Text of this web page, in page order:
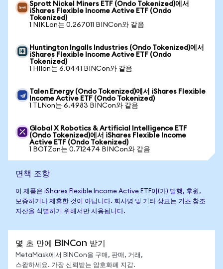
Sprott Nickel Miners ETF (Ondo Tokenized)에서
iShares Flexible Income Active ETF (Ondo
Tokenized)
1 NIKLon는 0.267011 BINCon와 같음
Huntington Ingalls Industries (Ondo Tokenized)에서
iShares Flexible Income Active ETF (Ondo
Tokenized)
1 HIIon는 6.0441 BINCon와 같음
Talen Energy (Ondo Tokenized)에서 iShares Flexible
Income Active ETF (Ondo Tokenized)
1 TLNon는 6.4983 BINCon와 같음
Global X Robotics & Artificial Intelligence ETF
(Ondo Tokenized)에서 iShares Flexible Income
Active ETF (Ondo Tokenized)
1 BOTZon는 0.712474 BINCon와 같음
면책 조항
이 제품은 iShares Flexible Income Active ETF이(가) 발행, 후원,
보증하거나 제휴한 것이 아닙니다. 회사명 및 기타 상표는 기초 참조
자산을 식별하기 위해서만 사용됩니다.
몇 초 만에 BINCon 받기
MetaMask에서 BINCon을 구매, 판매, 거래,
스왑하세요. 가장 신뢰받는 암호화폐 지갑.